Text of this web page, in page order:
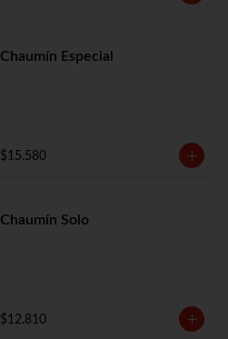
Chaumín Especial
$15.580
Chaumín Solo
$12.810